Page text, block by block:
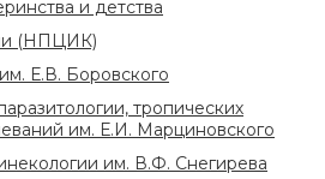
и детства
(НПЦИК)
Е.В. Боровского
тропических
им. Е.И. Марциновского
им. В.Ф. Снегирева